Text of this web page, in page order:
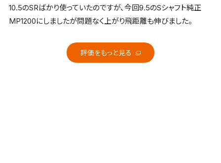
10.5のSRばかり使っていたのですが、今回9.5のSシャフト純正
MP1200にしましたが問題なく上がり飛距離も伸びました。
評価をもっと見る